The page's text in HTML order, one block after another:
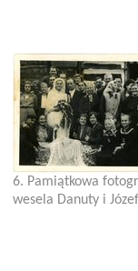
6. Pamiątkowa
wesela Danuty i